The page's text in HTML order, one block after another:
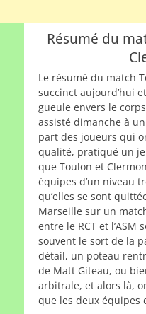
Résumé du
Le résumé du match
succinct aujourd’hui
gueule envers le
assisté dimanche à
part des joueurs qui
qualité, pratiqué un
que Toulon et
équipes d’un niveau
qu’elles se sont
Marseille sur un
entre le RCT et l’ASM
souvent le sort de la
détail, un poteau
de Matt Giteau, ou
arbitrale, et alors là,
que les deux